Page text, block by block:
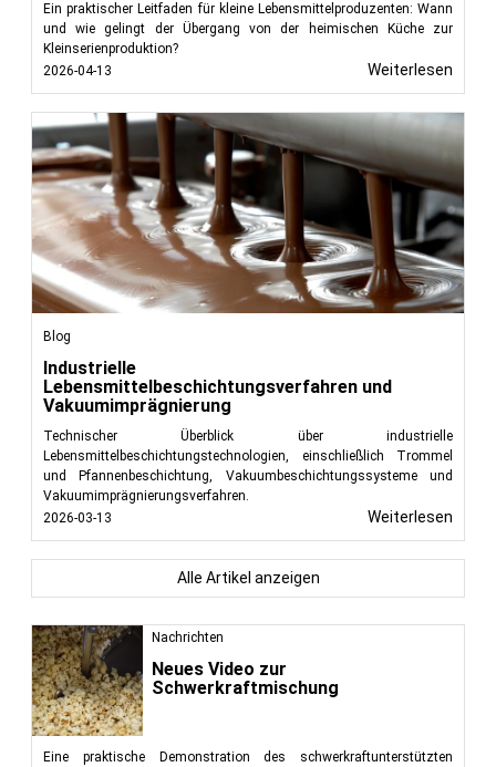
Nachrichten
Neues Video zur
Schwerkraftmischung
Eine praktische Demonstration des schwerkraftunterstützten
Ein praktischer Leitfaden für kleine Lebensmittelproduzenten: Wann
und wie gelingt der Übergang von der heimischen Küche zur
Kleinserienproduktion?
2026-04-13
Weiterlesen
Blog
Industrielle
Lebensmittelbeschichtungsverfahren und
Vakuumimprägnierung
Technischer Überblick über industrielle
Lebensmittelbeschichtungstechnologien, einschließlich Trommel
und Pfannenbeschichtung, Vakuumbeschichtungssysteme und
Vakuumimprägnierungsverfahren.
2026-03-13
Weiterlesen
Alle Artikel anzeigen